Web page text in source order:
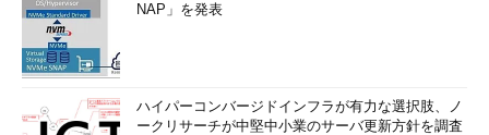
NAP」を発表
ハイパーコンバージドインフラが有力な選択肢、ノ
ークリサーチが中堅中小業のサーバ更新方針を調査